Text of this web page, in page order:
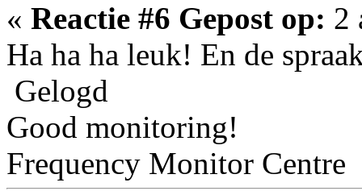
« Reactie #6 Gepost op: 2
Ha ha ha leuk! En de
Gelogd
Good monitoring!
Frequency Monitor Centre